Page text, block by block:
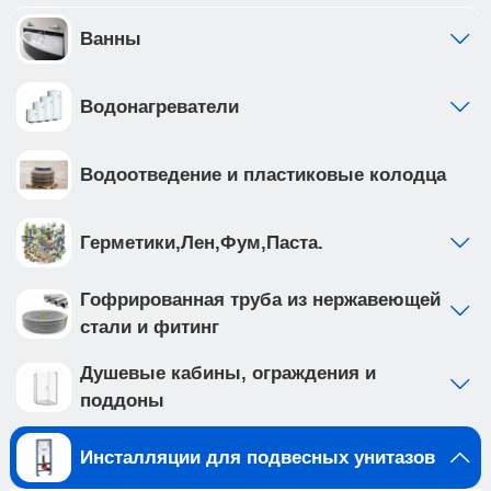
регулируются в диапазоне от 0 до 200мм. • рама
инсталляции выполнена из высокопрочной
обеспечивает надежность и долговечность
комплектом сантехники, который включает
подвесной унитаз BURGOS ALTO (арт.
хром матовый, нержавеющая сталь (арт.
IB.B011.003.002 ). Подвесной унитаз с
безободковой системой смыва выполнен из
белого фарфора, и имеет такие особенности
и не дает места для скопления грязи и бактерий
• чаша с технологией антивсплеск
минимизирует возможность брызг и
обеспечивает комфорт во время использования
• наноглазированное антибактериальное
Ванны
Водонагреватели
Водоотведение и пластиковые колодца
Герметики,Лен,Фум,Паста.
Гофрированная труба из нержавеющей
стали и фитинг
Душевые кабины, ограждения и
поддоны
Инсталляции для подвесных унитазов